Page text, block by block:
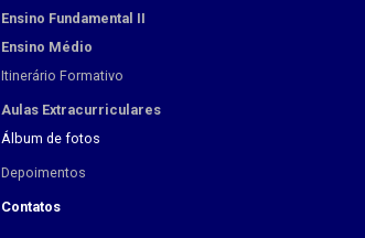
Ensino Fundamental II
Ensino Médio
Itinerário Formativo
Aulas Extracurriculares
Álbum de fotos
Depoimentos
Contatos